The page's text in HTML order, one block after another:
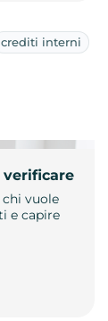
crediti interni
verificare
chi vuole
e capire